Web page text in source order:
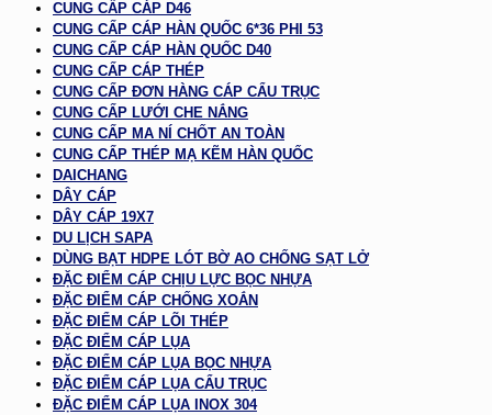
CUNG CẤP CÁP D46
CUNG CẤP CÁP HÀN QUỐC 6*36 PHI 53
CUNG CẤP CÁP HÀN QUỐC D40
CUNG CẤP CÁP THÉP
CUNG CẤP ĐƠN HÀNG CÁP CẨU TRỤC
CUNG CẤP LƯỚI CHE NẮNG
CUNG CẤP MA NÍ CHỐT AN TOÀN
CUNG CẤP THÉP MẠ KẼM HÀN QUỐC
DAICHANG
DÂY CÁP
DÂY CÁP 19X7
DU LỊCH SAPA
DÙNG BẠT HDPE LÓT BỜ AO CHỐNG SẠT LỞ
ĐẶC ĐIỂM CÁP CHỊU LỰC BỌC NHỰA
ĐẶC ĐIỂM CÁP CHỐNG XOẮN
ĐẶC ĐIỂM CÁP LÕI THÉP
ĐẶC ĐIỂM CÁP LỤA
ĐẶC ĐIỂM CÁP LỤA BỌC NHỰA
ĐẶC ĐIỂM CÁP LỤA CẨU TRỤC
ĐẶC ĐIỂM CÁP LỤA INOX 304